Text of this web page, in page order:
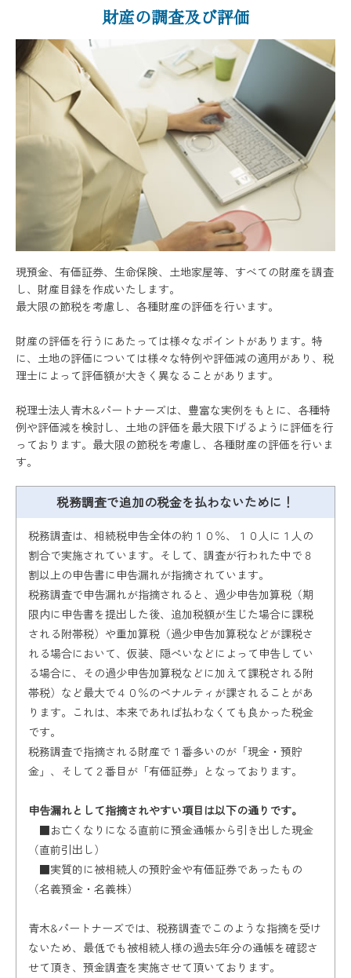
財産の調査及び評価
現預金、有価証券、生命保険、土地家屋等、すべての財産を調査
し、財産目録を作成いたします。
最大限の節税を考慮し、各種財産の評価を行います。
財産の評価を行うにあたっては様々なポイントがあります。特
に、土地の評価については様々な特例や評価減の適用があり、税
理士によって評価額が大きく異なることがあります。
税理士法人青木&パートナーズは、豊富な実例をもとに、各種特
例や評価減を検討し、土地の評価を最大限下げるように評価を行
っております。最大限の節税を考慮し、各種財産の評価を行いま
す。
税務調査で追加の税金を払わないために！
税務調査は、相続税申告全体の約１０％、１０人に１人の
割合で実施されています。そして、調査が行われた中で８
割以上の申告書に申告漏れが指摘されています。
税務調査で申告漏れが指摘されると、過少申告加算税（期
限内に申告書を提出した後、追加税額が生じた場合に課税
される附帯税）や重加算税（過少申告加算税などが課税さ
れる場合において、仮装、隠ぺいなどによって申告してい
る場合に、その過少申告加算税などに加えて課税される附
帯税）など最大で４０％のペナルティが課されることがあ
ります。これは、本来であれば払わなくても良かった税金
です。
税務調査で指摘される財産で１番多いのが「現金・預貯
金」、そして２番目が「有価証券」となっております。
申告漏れとして指摘されやすい項目は以下の通りです。
■お亡くなりになる直前に預金通帳から引き出した現金
（直前引出し）
■実質的に被相続人の預貯金や有価証券であったもの
（名義預金・名義株）
青木&パートナーズでは、税務調査でこのような指摘を受け
ないため、最低でも被相続人様の過去5年分の通帳を確認さ
せて頂き、預金調査を実施させて頂いております。